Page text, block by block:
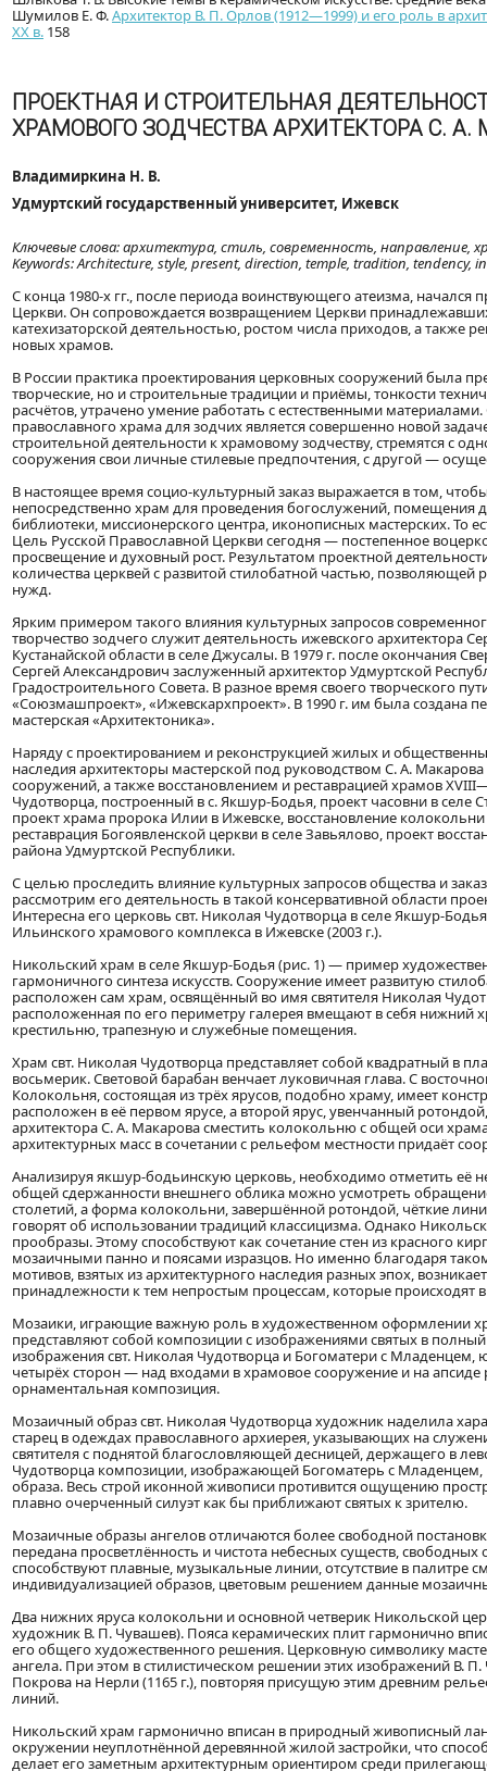
Шумилов Е. Ф.Архитектор В. П. Орлов (1912—1999) и его роль в
XX в. 158
ПРОЕКТНАЯ И СТРОИТЕЛЬНАЯ
ХРАМОВОГО ЗОДЧЕСТВА АРХИТЕКТОРА С.
Владимиркина Н. В.
Удмуртский государственный университет, Ижевск
Ключевые слова: архитектура, стиль, современность,
Keywords: Architecture, style, present, direction, temple, tradition, tendency,
С конца 1980-х гг., после периода воинствующего атеизма,
Церкви. Он сопровождается возвращением Церкви
катехизаторской деятельностью, ростом числа приходов, а также
новых храмов.
В России практика проектирования церковных сооружений была
творческие, но и строительные традиции и приёмы, тонкости
расчётов, утрачено умение работать с естественными
православного храма для зодчих является совершенно новой
строительной деятельности к храмовому зодчеству, стремятся с
сооружения свои личные стилевые предпочтения, с другой —
В настоящее время социо-культурный заказ выражается в том,
непосредственно храм для проведения богослужений, помещения
библиотеки, миссионерского центра, иконописных мастерских.
Цель Русской Православной Церкви сегодня — постепенное
просвещение и духовный рост. Результатом проектной
количества церквей с развитой стилобатной частью,
нужд.
Ярким примером такого влияния культурных запросов
творчество зодчего служит деятельность ижевского архитектора
Кустанайской области в селе Джусалы. В 1979 г. после окончания
Сергей Александрович заслуженный архитектор Удмуртской
Градостроительного Совета. В разное время своего творческого
«Союзмашпроект», «Ижевскархпроект». В 1990 г. им была создана
мастерская «Архитектоника».
Наряду с проектированием и реконструкцией жилых и
наследия архитекторы мастерской под руководством С. А.
сооружений, а также восстановлением и реставрацией храмов
Чудотворца, построенный в с. Якшур-Бодья, проект часовни в селе
проект храма пророка Илии в Ижевске, восстановление
реставрация Богоявленской церкви в селе Завьялово, проект
района Удмуртской Республики.
С целью проследить влияние культурных запросов общества и
рассмотрим его деятельность в такой консервативной области
Интересна его церковь свт. Николая Чудотворца в селе Якшур-
Ильинского храмового комплекса в Ижевске (2003 г.).
Никольский храм в селе Якшур-Бодья (рис. 1) — пример
гармоничного синтеза искусств. Сооружение имеет развитую
расположен сам храм, освящённый во имя святителя Николая
расположенная по его периметру галерея вмещают в себя нижний
крестильню, трапезную и служебные помещения.
Храм свт. Николая Чудотворца представляет собой квадратный
восьмерик. Световой барабан венчает луковичная глава. С
Колокольня, состоящая из трёх ярусов, подобно храму, имеет
расположен в её первом ярусе, а второй ярус, увенчанный
архитектора С. А. Макарова сместить колокольню с общей оси
архитектурных масс в сочетании с рельефом местности придаёт
Анализируя якшур-бодьинскую церковь, необходимо отметить её
общей сдержанности внешнего облика можно усмотреть
столетий, а форма колокольни, завершённой ротондой, чёткие
говорят об использовании традиций классицизма. Однако
прообразы. Этому способствуют как сочетание стен из красного
мозаичными панно и поясами изразцов. Но именно благодаря
мотивов, взятых из архитектурного наследия разных эпох,
принадлежности к тем непростым процессам, которые происходят
Мозаики, играющие важную роль в художественном оформлении
представляют собой композиции с изображениями святых в
изображения свт. Николая Чудотворца и Богоматери с
четырёх сторон — над входами в храмовое сооружение и на
орнаментальная композиция.
Мозаичный образ свт. Николая Чудотворца художник наделила
старец в одеждах православного архиерея, указывающих на
святителя с поднятой благословляющей десницей, держащего в
Чудотворца композиции, изображающей Богоматерь с Младенцем,
образа. Весь строй иконной живописи противится ощущению
плавно очерченный силуэт как бы приближают святых к зрителю.
Мозаичные образы ангелов отличаются более свободной
передана просветлённость и чистота небесных существ,
способствуют плавные, музыкальные линии, отсутствие в палитре
индивидуализацией образов, цветовым решением данные
Два нижних яруса колокольни и основной четверик Никольской
художник В. П. Чувашев). Пояса керамических плит гармонично
его общего художественного решения. Церковную символику
ангела. При этом в стилистическом решении этих изображений В.
Покрова на Нерли (1165 г.), повторяя присущую этим древним
линий.
Никольский храм гармонично вписан в природный живописный
окружении неуплотнённой деревянной жилой застройки, что
делает его заметным архитектурным ориентиром среди